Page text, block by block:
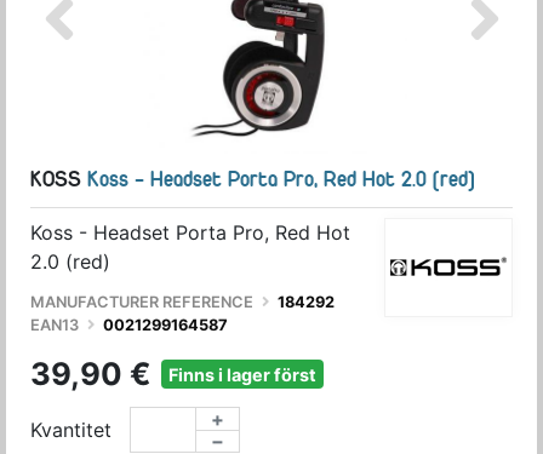
KOSS Koss - Headset Porta Pro, Red Hot 2.0 (red)
Koss - Headset Porta Pro, Red Hot
2.0 (red)
MANUFACTURER REFERENCE
184292
EAN13
0021299164587
39,90 € Finns i lager först
Kvantitet −
+